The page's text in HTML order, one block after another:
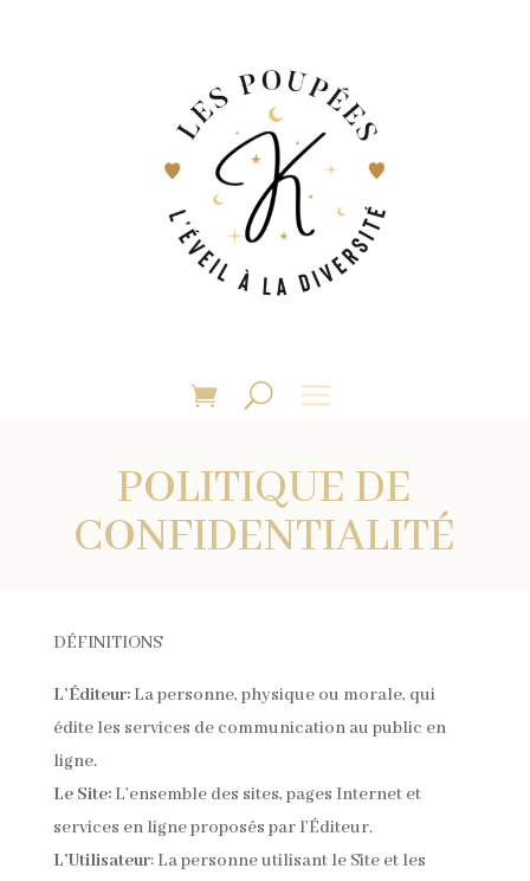
POLITIQUE DE
CONFIDENTIALITÉ
DÉFINITIONS
L’Éditeur:La personne, physique ou morale, qui
édite les services de communication au public en
ligne.
Le Site:L’ensemble des sites, pages Internet et
services en ligne proposés par l’Éditeur.
L’Utilisateur: La personne utilisant le Site et les